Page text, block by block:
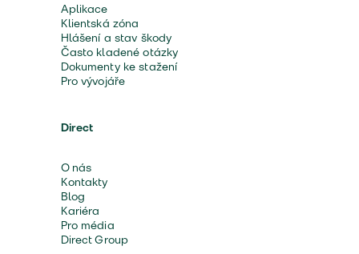
Aplikace
Klientská zóna
Hlášení a stav škody
Často kladené otázky
Dokumenty ke stažení
Pro vývojáře
Direct
O nás
Kontakty
Blog
Kariéra
Pro média
Direct Group